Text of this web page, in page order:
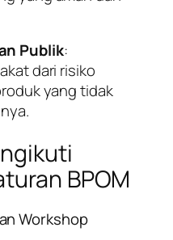
Publik:
dari risiko
yang tidak
BPOM
Workshop